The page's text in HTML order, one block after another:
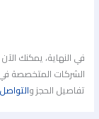
في النهاية، يمكنك الآن
الشركات المتخصصة في
تفاصيل الحجز والتواصل